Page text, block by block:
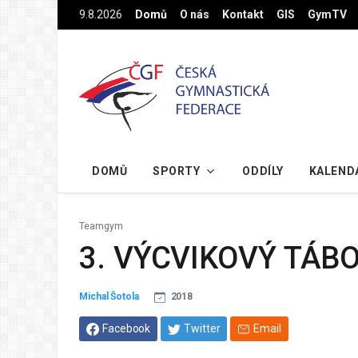
Na hlavní obsah9.8.2026 Domů O nás Kontakt GIS GymTV
DOMŮ SPORTY ODDÍLY
Teamgym
3. VÝCVIKOVÝ
Michal Šotola 2018
Facebook Twitter Email